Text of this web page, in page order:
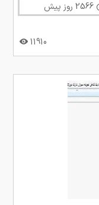
2566 روز پیش
11910